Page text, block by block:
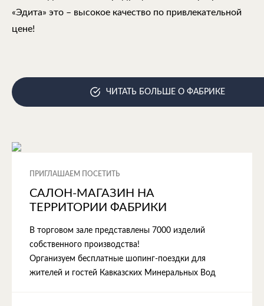
«Эдита» это – высокое качество по привлекательной
цене!
ЧИТАТЬ БОЛЬШЕ О ФАБРИКЕ
ПРИГЛАШАЕМ ПОСЕТИТЬ
САЛОН-МАГАЗИН НА
ТЕРРИТОРИИ ФАБРИКИ
В торговом зале представлены 7000 изделий
собственного производства!
Организуем бесплатные шопинг-поездки для
жителей и гостей Кавказских Минеральных Вод